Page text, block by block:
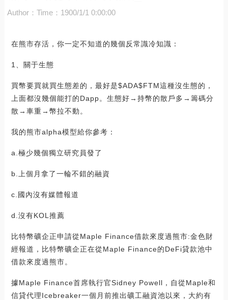
Author： Time：1900/1/1 0:00:00
在熊市存活，你一定不知道的幾個反常識冷知識：
1、關于生態
買幣要買就買生態差的，最好是$ADA$FTM這種沒生態的，
上面都沒幾個能打的Dapp。生態好→持幣的散戶多→籌碼分
散→車重→幣拉不動。
我的熊市alpha模型給你參考：
a.極少幾個獨立研究員發了
b.上個月拿了一輪不錯的融資
c.國內沒有媒體報道
d.沒有KOL推薦
比特幣礦企正申請從Maple Finance借款來度過熊市:金色財
經報道，比特幣礦企正在從Maple Finance的DeFi貸款池中
借款來度過熊市。
據Maple Finance首席執行官Sidney Powell，自從Maple和
信貸代理Icebreaker一個月前推出礦工融資池以來，大約有